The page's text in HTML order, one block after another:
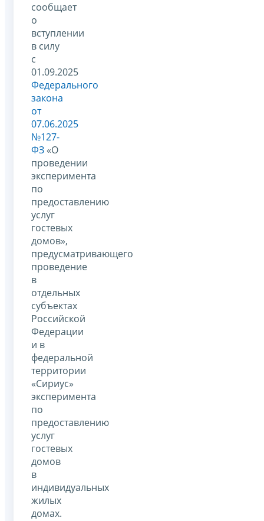
сообщает
о
вступлении
в силу
с
01.09.2025
Федерального
закона
от
07.06.2025
№127-
ФЗ «О
проведении
эксперимента
по
предоставлению
услуг
гостевых
домов»,
предусматривающего
проведение
в
отдельных
субъектах
Российской
Федерации
и в
федеральной
территории
«Сириус»
эксперимента
по
предоставлению
услуг
гостевых
домов
в
индивидуальных
жилых
домах.